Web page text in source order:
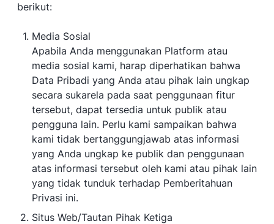
berikut:
Media Sosial
Apabila Anda menggunakan Platform atau
media sosial kami, harap diperhatikan bahwa
Data Pribadi yang Anda atau pihak lain ungkap
secara sukarela pada saat penggunaan fitur
tersebut, dapat tersedia untuk publik atau
pengguna lain. Perlu kami sampaikan bahwa
kami tidak bertanggungjawab atas informasi
yang Anda ungkap ke publik dan penggunaan
atas informasi tersebut oleh kami atau pihak lain
yang tidak tunduk terhadap Pemberitahuan
Privasi ini.
Situs Web/Tautan Pihak Ketiga